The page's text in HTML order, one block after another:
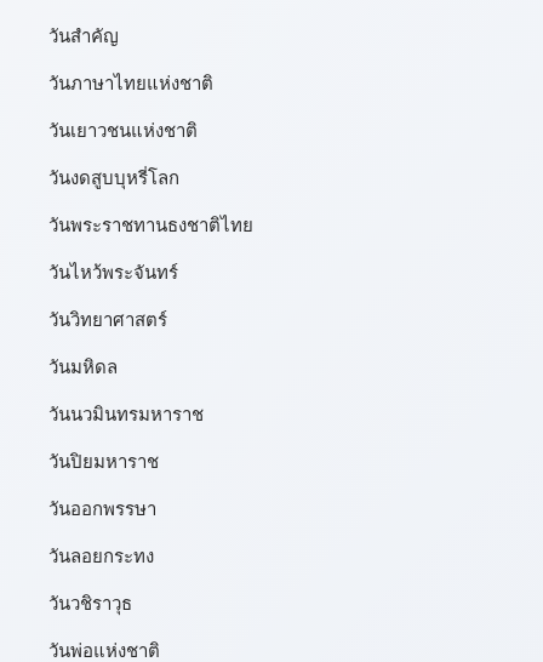
วันสำคัญ
วันภาษาไทยแห่งชาติ
วันเยาวชนแห่งชาติ
วันงดสูบบุหรี่โลก
วันพระราชทานธงชาติไทย
วันไหว้พระจันทร์​
วันวิทยาศาสตร์
วันมหิดล
วันนวมินทรมหาราช
วันปิยมหาราช
วันออกพรรษา
วันลอยกระทง
วันวชิราวุธ
วันพ่อแห่งชาติ